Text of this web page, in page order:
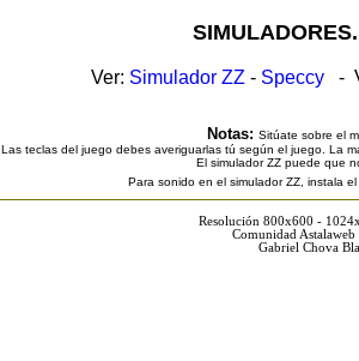
Ver: Simulador ZZ - Speccy -
Notas: Sitúate sobre el
Las teclas del juego debes averiguarlas tú según el juego. La
El simulador ZZ puede que
Para sonido en el simulador ZZ, instala
Resolución 800x600 -
Comunidad
Gabriel Chova